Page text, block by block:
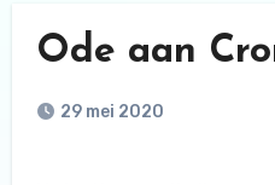
Ode aan
29 mei 2020